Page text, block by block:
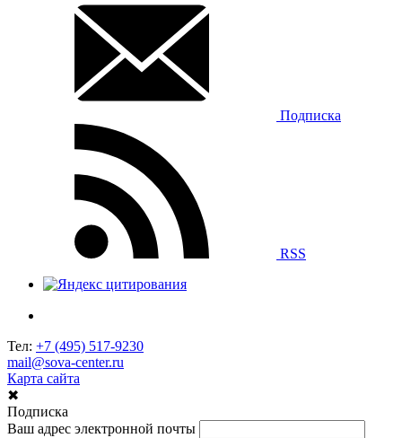
Подписка
RSS
Тел: +7 (495) 517-9230
mail@sova-center.ru
Карта сайта
✖
Подписка
Ваш адрес электронной почты